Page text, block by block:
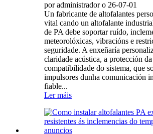
por administrador o 26-07-01
Un fabricante de altofalantes
vital cando un altofalante
de PA debe soportar ruído,
meteorolóxicas, vibracións e
seguridade. A enxeñaría
claridade acústica, a protección da
compatibilidade do sistema, que
impulsores dunha comunicación
fiable...
Ler máis